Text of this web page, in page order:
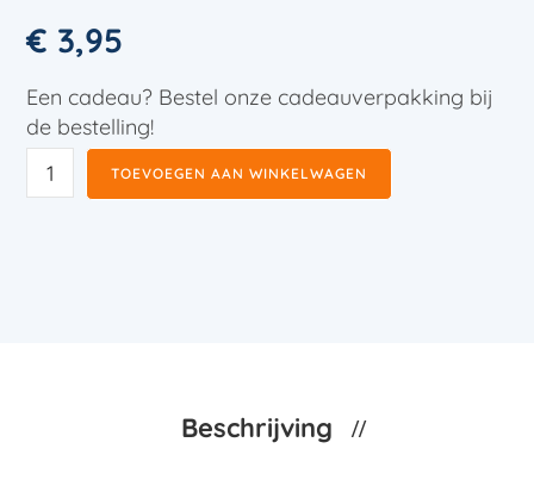
€ 3,95
Een cadeau? Bestel onze cadeauverpakking bij
de bestelling!
TOEVOEGEN AAN WINKELWAGEN
Beschrijving